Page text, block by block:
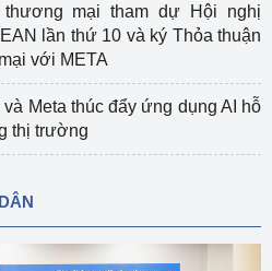
mại tham dự Hội nghị
lần thứ 10 và ký Thỏa thuận
với META
Meta thúc đẩy ứng dụng AI hỗ
thị trường